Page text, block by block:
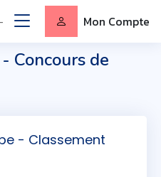
Concours de
Mon Compte
- Classement